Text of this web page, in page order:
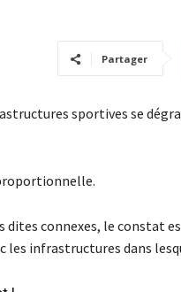
Partager
sportives se
connexes, le constat
infrastructures dans